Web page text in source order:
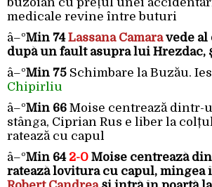
buzoian cu prețul unei
medicale revine între buturi
â–ºMin 74Lassana Camaravede al
după un fault asupra lui Hrezdac,
â–ºMin 75 Schimbare la Buzău.
Chipirliu
â–ºMin 66 Moise centrează dintr-
stânga, Ciprian Rus e liber la
ratează cu capul
â–ºMin 64 2-0 Moise centrează
ratează lovitura cu capul, mingea